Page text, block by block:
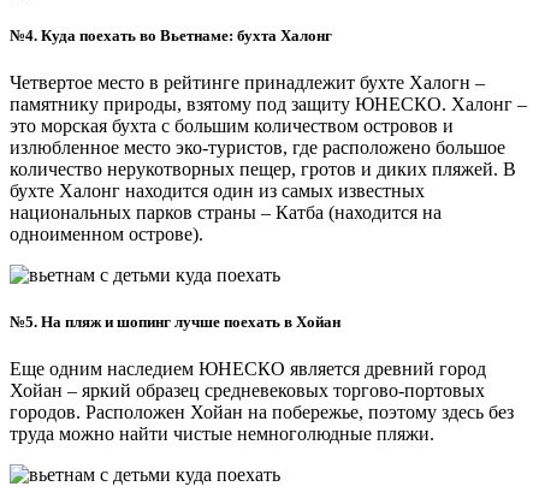
№4. Куда поехать во Вьетнаме: бухта Халонг
Четвертое место в рейтинге принадлежит бухте Халогн –
памятнику природы, взятому под защиту ЮНЕСКО. Халонг –
это морская бухта с большим количеством островов и
излюбленное место эко-туристов, где расположено большое
количество нерукотворных пещер, гротов и диких пляжей. В
бухте Халонг находится один из самых известных
национальных парков страны – Катба (находится на
одноименном острове).
№5. На пляж и шопинг лучше поехать в Хойан
Еще одним наследием ЮНЕСКО является древний город
Хойан – яркий образец средневековых торгово-портовых
городов. Расположен Хойан на побережье, поэтому здесь без
труда можно найти чистые немноголюдные пляжи.